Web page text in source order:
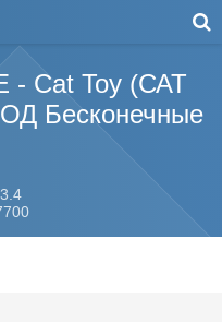
- Cat Toy (САТ
Бесконечные